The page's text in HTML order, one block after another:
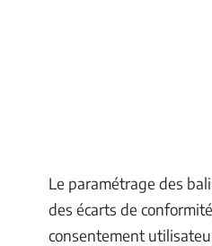
Le paramétrage des
des écarts de
consentement